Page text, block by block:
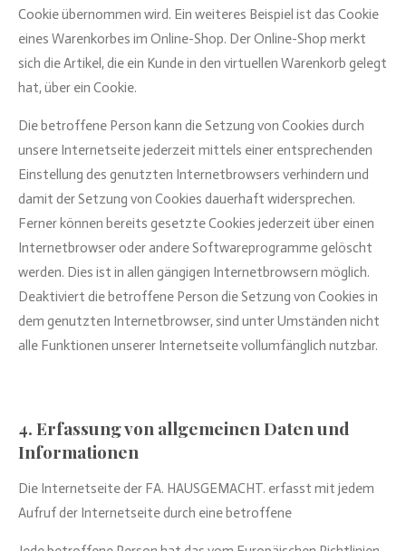
Cookie übernommen wird. Ein weiteres Beispiel ist das Cookie
eines Warenkorbes im Online-Shop. Der Online-Shop merkt
sich die Artikel, die ein Kunde in den virtuellen Warenkorb gelegt
hat, über ein Cookie.
Die betroffene Person kann die Setzung von Cookies durch
unsere Internetseite jederzeit mittels einer entsprechenden
Einstellung des genutzten Internetbrowsers verhindern und
damit der Setzung von Cookies dauerhaft widersprechen.
Ferner können bereits gesetzte Cookies jederzeit über einen
Internetbrowser oder andere Softwareprogramme gelöscht
werden. Dies ist in allen gängigen Internetbrowsern möglich.
Deaktiviert die betroffene Person die Setzung von Cookies in
dem genutzten Internetbrowser, sind unter Umständen nicht
alle Funktionen unserer Internetseite vollumfänglich nutzbar.
4. Erfassung von allgemeinen Daten und
Informationen
Die Internetseite der FA. HAUSGEMACHT. erfasst mit jedem
Aufruf der Internetseite durch eine betroffene